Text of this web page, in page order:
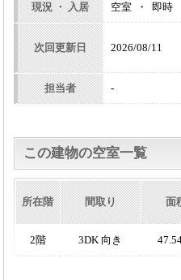
現況 ・ 入居 空室 ・ 即時
次回更新日 2026/08/11
担当者 -
この建物の空室一覧
所在階 間取り 面
2階 3DK 向き